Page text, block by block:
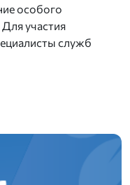
особого
участия
служб